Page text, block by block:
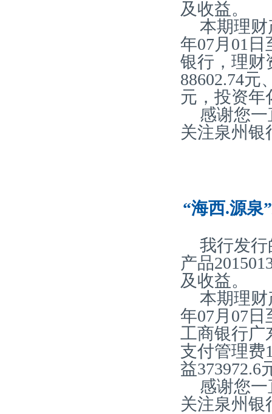
及收益。
本期理财
年07月01
银行，理财
88602.74元
元，投资年
感谢您
关注泉州银
“海西.源泉
我行发行
产品
及收益。
本期理财
年07月07
工商银行广
支付管理费
益373972.6
感谢您
关注泉州银